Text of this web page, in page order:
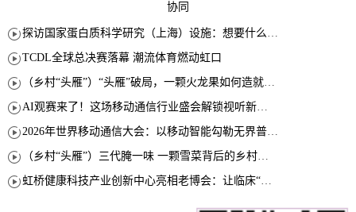
协同
探访国家蛋白质科学研究（上海）设施：想要什么蛋白 AI直接设计合成
TCDL全球总决赛落幕 潮流体育燃动虹口
（乡村“头雁”）“头雁”破局，一颗火龙果如何造就沪上乡村特色产业化路径
AI观赛来了！这场移动通信行业盛会解锁视听新玩法
2026年世界移动通信大会：以移动智能勾勒无界普惠新愿景
（乡村“头雁”）三代腌一味 一颗雪菜背后的乡村致富经
虹桥健康科技产业创新中心亮相老博会：让临床“需求”定义银发经济新生态